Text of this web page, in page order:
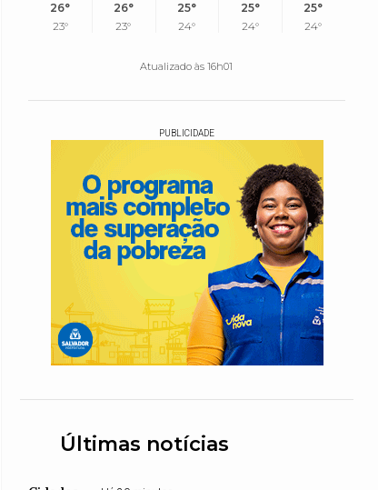
26°
23°
26°
23°
25°
24°
25°
24°
25°
24°
Atualizado às 16h01
PUBLICIDADE
Últimas notícias